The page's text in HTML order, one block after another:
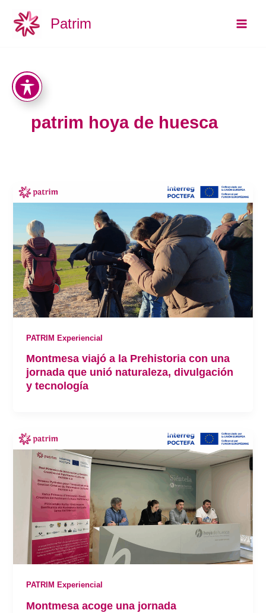
contenido
Patrim
patrim hoya de huesca
PATRIM Experiencial
Montmesa viajó a la Prehistoria con una
jornada que unió naturaleza, divulgación
y tecnología
PATRIM Experiencial
Montmesa acoge una jornada